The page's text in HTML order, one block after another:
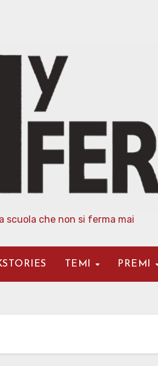
scuola che non si ferma mai
TEMI PREMI